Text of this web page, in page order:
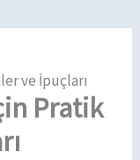
ve İpuçları
Pratik